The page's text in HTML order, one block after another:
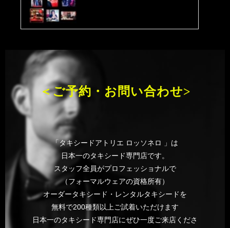
＜ご予約・お問い合わせ>
「タキシードアトリエ ロッソネロ 」は
日本一のタキシード専門店です。
スタッフ全員がプロフェッショナルで
（フォーマルウェアの資格所有）
オーダータキシード・レンタルタキシードを
無料で200種類以上ご試着いただけます
日本一のタキシード専門店にぜひ一度ご来店くださ